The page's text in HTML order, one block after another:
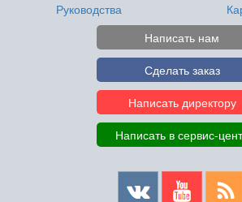
Руководства
Написать нам
Сделать заказ
Написать директору
Написать в сервис-